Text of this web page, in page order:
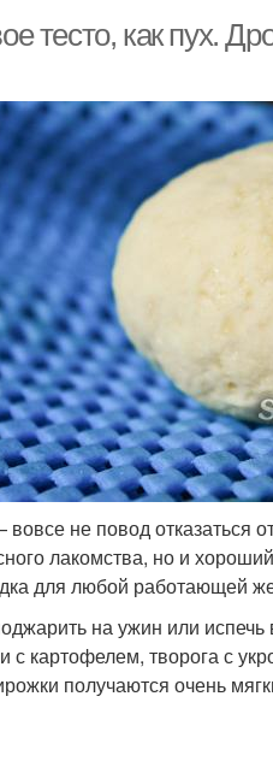
тесто, как пух.
не повод отказаться
лакомства, но и
для любой работающей
на ужин или испечь
с картофелем, творога с
получаются очень